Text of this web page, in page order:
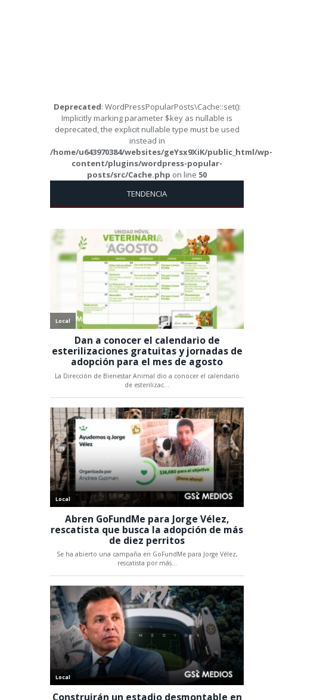
Deprecated: WordPressPopularPosts\Cache::set():
Implicitly marking parameter $key as nullable is
deprecated, the explicit nullable type must be used
instead in
/home/u643970384/websites/geYsx9XiK/public_html/wp-
content/plugins/wordpress-popular-
posts/src/Cache.php on line 50
TENDENCIA